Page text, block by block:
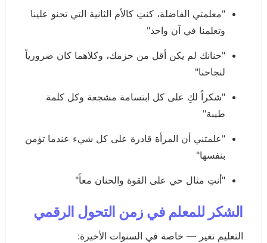
"معلمتي الفاضلة، كنتِ كالأم الثانية التي تحنو علينا
وتعلمنا في آن واحد"
"حنانك لم يكن أقل من حزمك، وكلاهما كان ضرورياً
لنجاحنا"
"شكراً لكِ على كل ابتسامة مشجعة وكل كلمة
طيبة"
"علمتني أن المرأة قادرة على كل شيء عندما تؤمن
بنفسها"
"أنتِ مثال حي على القوة والحنان معاً"
الشكر للمعلم في زمن التحول الرقمي
التعليم تغير — خاصة في السنوات الأخيرة: